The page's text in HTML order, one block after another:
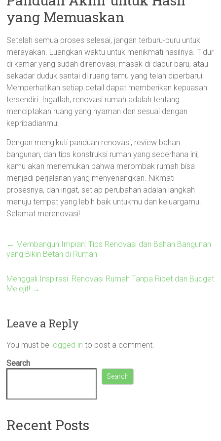
yang Memuaskan
Setelah semua proses selesai, jangan terburu-buru untuk
merayakan. Luangkan waktu untuk menikmati hasilnya. Tidur
di kamar yang sudah direnovasi, masak di dapur baru, atau
sekadar duduk santai di ruang tamu yang telah diperbarui.
Memperhatikan setiap detail dapat memberikan kepuasan
tersendiri. Ingatlah, renovasi rumah adalah tentang
menciptakan ruang yang nyaman dan sesuai dengan
kepribadianmu!
Dengan mengikuti panduan renovasi, review bahan
bangunan, dan tips konstruksi rumah yang sederhana ini,
kamu akan menemukan bahwa merombak rumah bisa
menjadi perjalanan yang menyenangkan. Nikmati
prosesnya, dan ingat, setiap perubahan adalah langkah
menuju tempat yang lebih baik untukmu dan keluargamu.
Selamat merenovasi!
← Membangun Impian: Tips Renovasi dan Bahan Bangunan
yang Bikin Betah di Rumah
Menggali Inspirasi: Renovasi Rumah Tanpa Ribet dan Budget
Melejit! →
Leave a Reply
You must be logged in to post a comment.
Search
Search
Recent Posts